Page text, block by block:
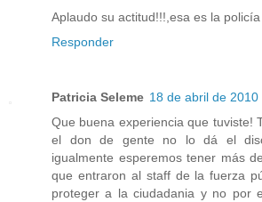
Aplaudo su actitud!!!,esa es la
Responder
Patricia Seleme 18 de abril de
Que buena experiencia que tuviste!
el don de gente no lo dá el
igualmente esperemos tener más
que entraron al staff de la fuerza
proteger a la ciudadania y no por